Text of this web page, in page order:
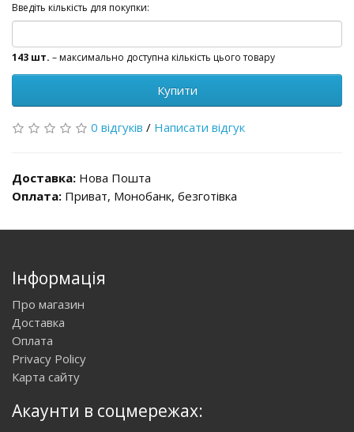
Введіть кількість для покупки:
143 шт. – максимально доступна кількість цього товару
Купити
0 відгуків / Написати відгук
Доставка: Нова Пошта
Оплата: Приват, Монобанк, безготівка
Інформація
Про магазин
Доставка
Оплата
Privacy Policy
Карта сайту
Акаунти в соцмережах: